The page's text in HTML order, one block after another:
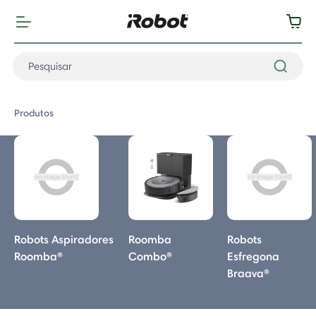
Produtos
Robots Aspiradores
Roomba®
Roomba
Combo®
Robots
Esfregona
Braava®